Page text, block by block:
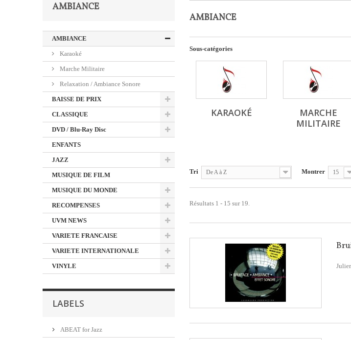
AMBIANCE
AMBIANCE
Karaoké
Marche Militaire
Relaxation / Ambiance Sonore
BAISSE DE PRIX
CLASSIQUE
DVD / Blu-Ray Disc
ENFANTS
JAZZ
MUSIQUE DE FILM
MUSIQUE DU MONDE
RECOMPENSES
UVM NEWS
VARIETE FRANCAISE
VARIETE INTERNATIONALE
VINYLE
LABELS
ABEAT for Jazz
AMBIANCE
Sous-catégories
KARAOKÉ
MARCHE
MILITAIRE
Tri De A à Z Montrer 15
Résultats 1 - 15 sur 19.